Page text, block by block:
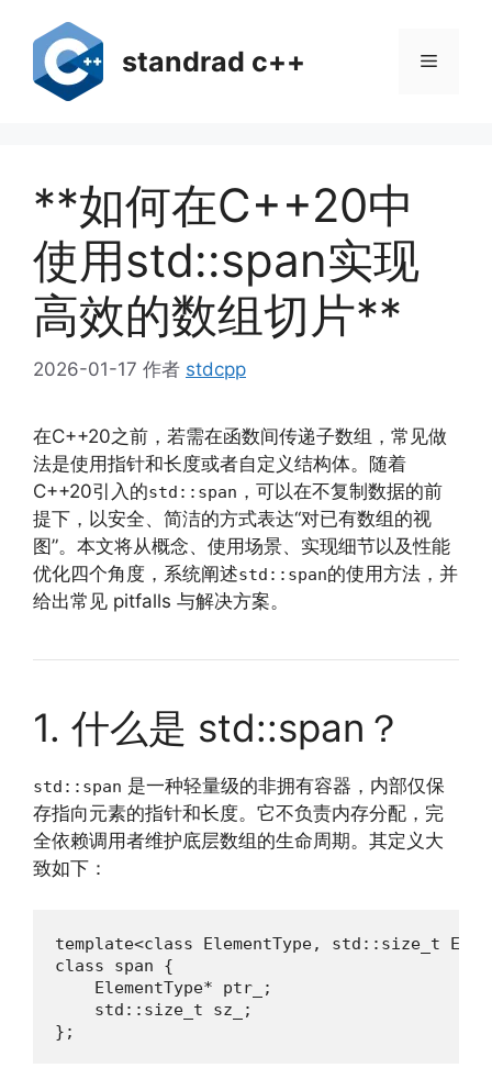
standrad c++ 菜
**如何在C++20中
使用std::span实现
高效的数组切片**
2026-01-17 作者 stdcpp
在C++20之前，若需在函数间传递子数组，常见做
法是使用指针和长度或者自定义结构体。随着
C++20引入的std::span ，可以在不复制数据的前
提下，以安全、简洁的方式表达“对已有数组的视
图”。本文将从概念、使用场景、实现细节以及性能
优化四个角度，系统阐述std::span的使用方法，并
给出常见 pitfalls 与解决方案。
1. 什么是 std::span？
std::span 是一种轻量级的非拥有容器，内部仅保
存指向元素的指针和长度。它不负责内存分配，完
全依赖调用者维护底层数组的生命周期。其定义大
致如下：
template<class ElementType, std::size_t
class span {
    ElementType* ptr_;
    std::size_t sz_;
};